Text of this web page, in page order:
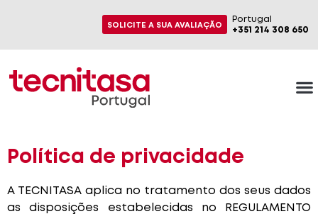
SOLICITE A SUA AVALIAÇÃO
Portugal
+351 214 308 650
Política de privacidade
A TECNITASA aplica no tratamento dos seus dados
as disposições estabelecidas no REGULAMENTO